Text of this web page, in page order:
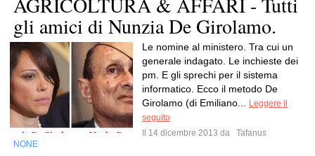
gli amici di Nunzia De Girolamo.
Le nomine al ministero. Tra cui un
generale indagato. Le inchieste dei
pm. E gli sprechi per il sistema
informatico. Ecco il metodo De
Girolamo (di Emiliano...
Leggere il
seguito
Il 14 dicembre 2013 da
Tafanus
NONE